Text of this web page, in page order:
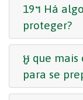
19។ Há
proteger?
អូ que mais
para se